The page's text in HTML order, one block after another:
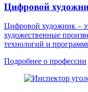
Цифровой
Цифровой художник –
художественные
технологий и
Подробнее о профессии